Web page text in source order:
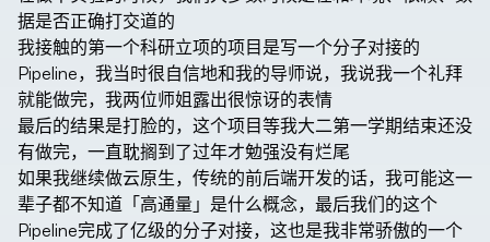
据是否正确打交道的
我接触的第一个科研立项的项目是写一个分子对接的
Pipeline，我当时很自信地和我的导师说，我说我一个礼拜
就能做完，我两位师姐露出很惊讶的表情
最后的结果是打脸的，这个项目等我大二第一学期结束还没
有做完，一直耽搁到了过年才勉强没有烂尾
如果我继续做云原生，传统的前后端开发的话，我可能这一
辈子都不知道「高通量」是什么概念，最后我们的这个
Pipeline完成了亿级的分子对接，这也是我非常骄傲的一个